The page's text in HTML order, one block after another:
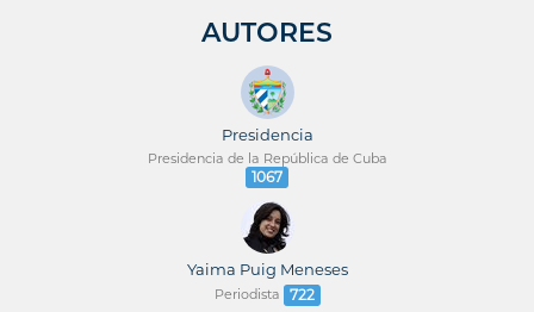
AUTORES
Presidencia
Presidencia de la República de Cuba
1067
Yaima Puig Meneses
Periodista 722